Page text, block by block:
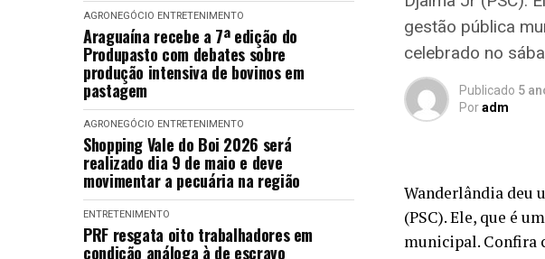
AGRONEGÓCIO ENTRETENIMENTO
Araguaína recebe a 7ª edição do
Produpasto com debates sobre
produção intensiva de bovinos em
pastagem
AGRONEGÓCIO ENTRETENIMENTO
Shopping Vale do Boi 2026 será
realizado dia 9 de maio e deve
movimentar a pecuária na região
ENTRETENIMENTO
PRF resgata oito trabalhadores em
condição análoga à de escravo
gestão pública
celebrado no
Publicado 5
Poradm
Wanderlândia deu
(PSC). Ele, que é
municipal. Confira